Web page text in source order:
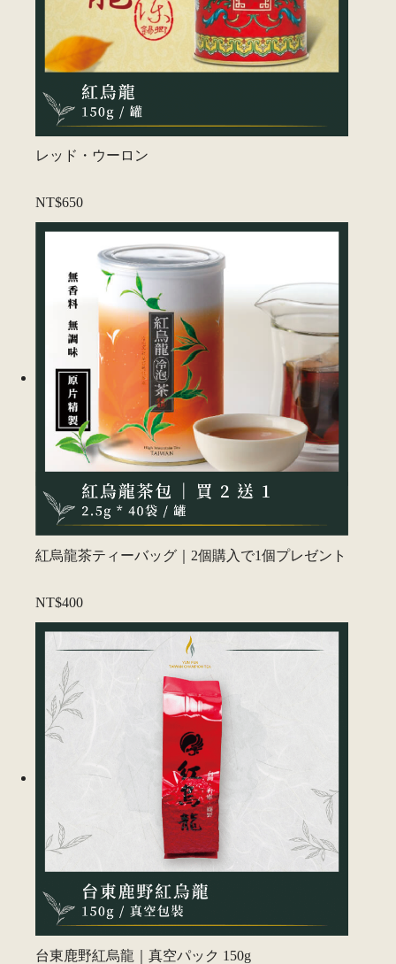
レッド・ウーロン
NT$650
紅烏龍茶ティーバッグ｜2個購入で1個プレゼント
NT$400
台東鹿野紅烏龍｜真空パック 150g